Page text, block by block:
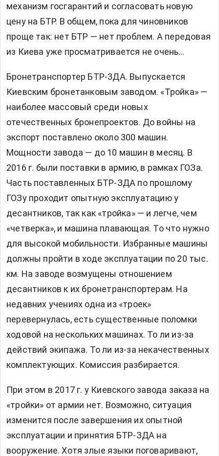
механизм госгарантий и согласовать новую
цену на БТР. В общем, пока для чиновников
проще так: нет БТР — нет проблем. А передовая
из Киева уже просматривается не очень…
Бронетранспортер БТР-3ДА. Выпускается
Киевским бронетанковым заводом. «Тройка» —
наиболее массовый среди новых
отечественных бронепроектов. До войны на
экспорт поставлено около 300 машин.
Мощности завода — до 10 машин в месяц. В
2016 г. были поставки в армию, в рамках ГОЗа.
Часть поставленных БТР-ЗДА по прошлому
ГОЗу проходит опытную эксплуатацию у
десантников, так как «тройка» — и легче, чем
«четверка», и машина плавающая. То что нужно
для высокой мобильности. Избранные машины
должны пройти в ходе эксплуатации по 20 тыс.
км. На заводе возмущены отношением
десантников к их бронетранспортерам. На
недавних учениях одна из «троек»
перевернулась, есть существенные поломки
ходовой на нескольких машинах. То ли из-за
действий экипажа. То ли из-за некачественных
комплектующих. Комиссия разбирается.
При этом в 2017 г. у Киевского завода заказа на
«тройки» от армии нет. Возможно, ситуация
изменится после завершения их опытной
эксплуатации и принятия БТР-ЗДА на
вооружение. Хотя злые языки поговаривают,